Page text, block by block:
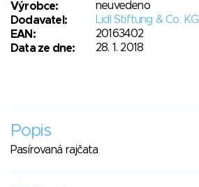
Výrobce:
neuvedeno
Dodavatel:
Lidl Stiftung & Co. KG
EAN:
20163402
Data ze dne:
28. 1. 2018
Popis
Pasírovaná rajčata